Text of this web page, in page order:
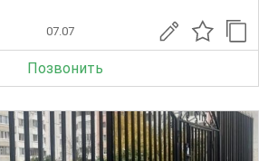
07.07
Позвонить